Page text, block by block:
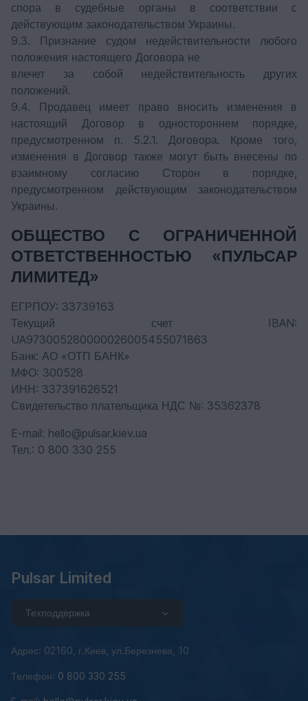
спора в судебные органы в соответствии с
действующим законодательством Украины.
9.3. Признание судом недействительности любого
положения настоящего Договора не
влечет за собой недействительность других
положений.
9.4. Продавец имеет право вносить изменения в
настоящий Договор в одностороннем порядке,
предусмотренном п. 5.2.1. Договора. Кроме того,
изменения в Договор также могут быть внесены по
взаимному согласию Сторон в порядке,
предусмотренном действующим законодательством
Украины.
ОБЩЕСТВО С ОГРАНИЧЕННОЙ
ОТВЕТСТВЕННОСТЬЮ «ПУЛЬСАР
ЛИМИТЕД»
ЕГРПОУ: 33739163
Текущий счет IBAN:
UA973005280000026005455071863
Банк: АО «ОТП БАНК»
МФО: 300528
ИНН: 337391626521
Свидетельство плательщика НДС №: 35362378
E-mail: hello@pulsar.kiev.ua
Тел.: 0 800 330 255
Pulsar Limited
Техподдержка
Адрес: 02160, г.Киев, ул.Березнева, 10
Телефон: 0 800 330 255